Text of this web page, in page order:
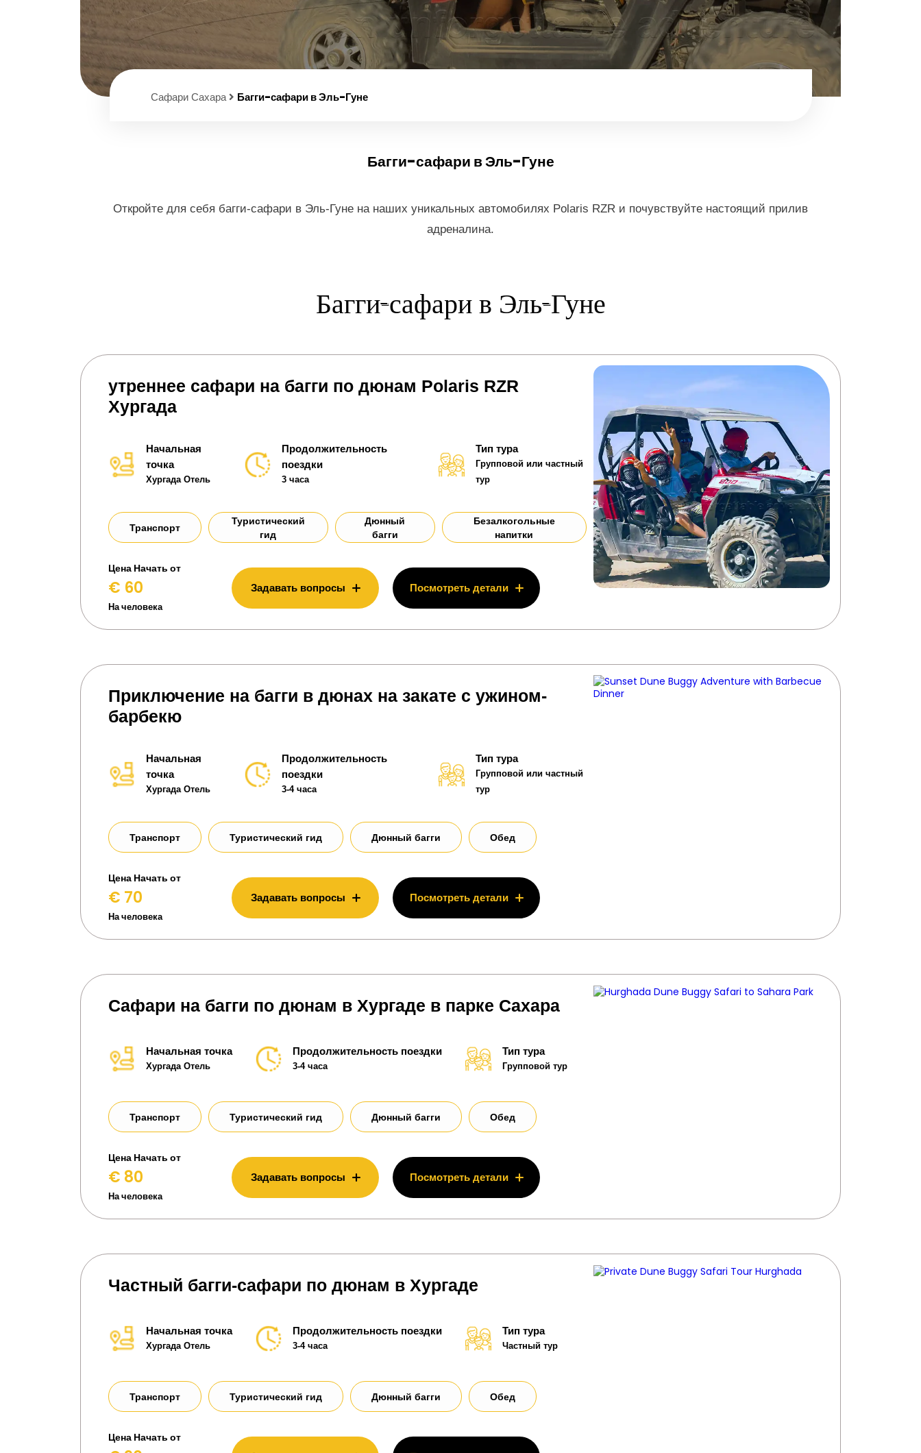
Сафари Сахара Багги-сафари в Эль-Гуне
Багги-сафари в Эль-Гуне
Откройте для себя багги-сафари в Эль-Гуне на наших уникальных автомобилях Polaris RZR и почувствуйте настоящий прилив
адреналина.
Багги-сафари в Эль-Гуне
утреннее сафари на багги по дюнам Polaris RZR
Хургада
Начальная
точка
Хургада Отель
Продолжительность
поездки
3 часа
Тип тура
Групповой или частный
тур
Транспорт
Туристический
гид
Дюнный
багги
Безалкогольные
напитки
Цена Начать от
€ 60
На человека
Задавать вопросы Посмотреть детали
Приключение на багги в дюнах на закате с ужином-
барбекю
Начальная
точка
Хургада Отель
Продолжительность
поездки
3-4 часа
Тип тура
Групповой или частный
тур
Транспорт Туристический гид Дюнный багги Обед
Цена Начать от
€ 70
На человека
Задавать вопросы Посмотреть детали
Сафари на багги по дюнам в Хургаде в парке Сахара
Начальная точка
Хургада Отель
Продолжительность поездки
3-4 часа
Тип тура
Групповой тур
Транспорт Туристический гид Дюнный багги Обед
Цена Начать от
€ 80
На человека
Задавать вопросы Посмотреть детали
Частный багги-сафари по дюнам в Хургаде
Начальная точка
Хургада Отель
Продолжительность поездки
3-4 часа
Тип тура
Частный тур
Транспорт Туристический гид Дюнный багги Обед
Цена Начать от